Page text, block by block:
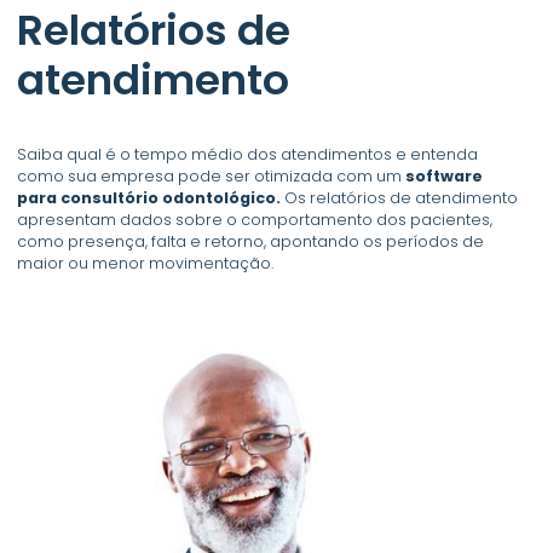
Relatórios de
atendimento
Saiba qual é o tempo médio dos atendimentos e entenda
como sua empresa pode ser otimizada com um software
para consultório odontológico. Os relatórios de atendimento
apresentam dados sobre o comportamento dos pacientes,
como presença, falta e retorno, apontando os períodos de
maior ou menor movimentação.